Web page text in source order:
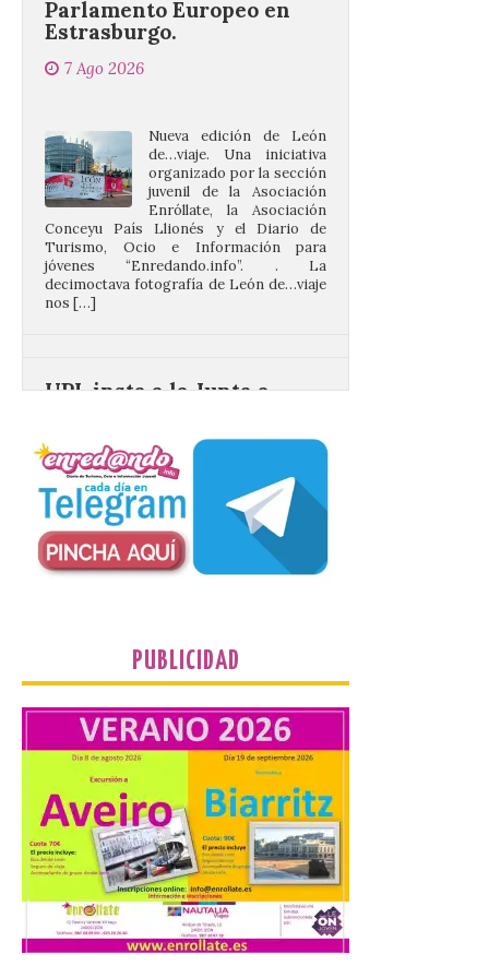
7 Ago 2026
juvenil de la Asociación
Enróllate, la Asociación
Conceyu País Llionés y el Diario de
Turismo, Ocio e Información para
jóvenes “Enredando.info”. . La
decimoctava fotografía de León de…viaje
nos […]
castillo del Asmesnal, un
BIC en estado de ruina
Un Bien de Interés
Cultural abandonado
desde 1949. Los
procuradores leonesistas
plantean que la Junta
riesgo de colapso. Los procuradores de
Unión del Pueblo […]
La Universidad de León
distribuye folletos con la
programación del evento
del eclipse solar que
organiza con la ESA y el
Ayuntamiento
7 Ago 2026
PUBLICIDAD